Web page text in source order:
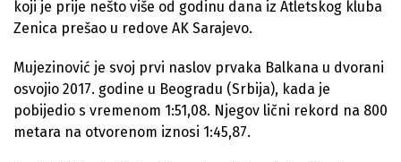
koji je prije nešto više od godinu dana iz Atletskog kluba
Zenica prešao u redove AK Sarajevo.
Mujezinović je svoj prvi naslov prvaka Balkana u dvorani
osvojio 2017. godine u Beogradu (Srbija), kada je
pobijedio s vremenom 1:51,08. Njegov lični rekord na 800
metara na otvorenom iznosi 1:45,87.